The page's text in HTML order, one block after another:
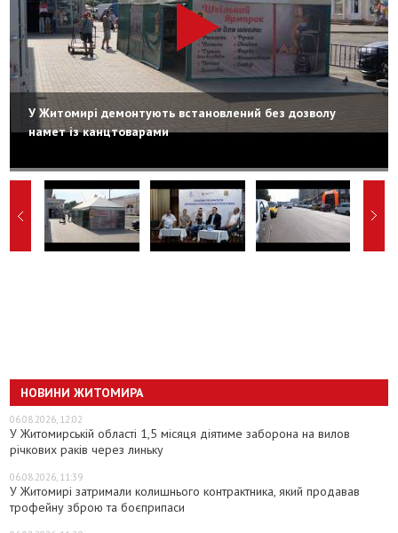
У Житомирі демонтують встановлений без дозволу
намет із канцтоварами
НОВИНИ ЖИТОМИРА
06.08.2026, 12:02
У Житомирській області 1,5 місяця діятиме заборона на вилов
річкових раків через линьку
06.08.2026, 11:39
У Житомирі затримали колишнього контрактника, який продавав
трофейну зброю та боєприпаси